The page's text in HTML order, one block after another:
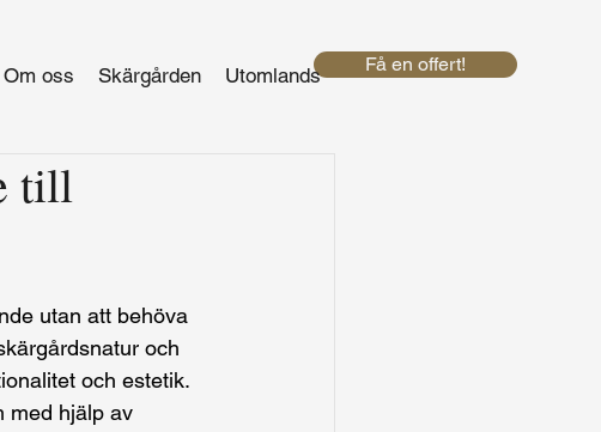
Få en offert!
Om oss Skärgården Utomlands
till
utan att behöva
och
och estetik.
med hjälp av